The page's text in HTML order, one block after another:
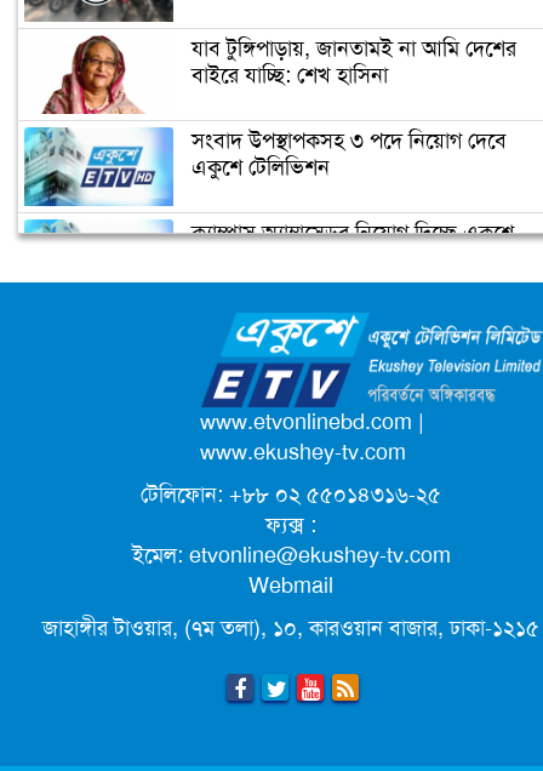
বড় চ্যালেঞ্জ: পলক
৯ ডিসেম্বর থেকে শুরু হচ্ছে ডিজিটাল ওয়ার্ল্ড
২০২০
বাস ও ট্রেনের জন্য গুগল ম্যাপসের নতুন
যাব টুঙ্গিপাড়ায়, জানতামই না আমি দেশের
বাইরে যাচ্ছি: শেখ হাসিনা
সংবাদ উপস্থাপকসহ ৩ পদে নিয়োগ দেবে
একুশে টেলিভিশন
ক্যাম্পাস অ্যাম্বাসেডর নিয়োগ দিচ্ছে একুশে
জাতিসংঘের পরবর্তী মহাসচিব পদে
আলোচনায় ড. ইউনূস
পদোন্নতি পেয়ে সচিব হলেন ২ কর্মকর্তা
লিগ্যাল এইডের মাধ্যমে সন্তান ফিরে পেল
সেই কিশোরী মা জুঁই
জেট ফুয়েলের দাম কমলো লিটারে ১৯ টাকা
ছুটিতে গিয়ে না ফিরলে ৩ বছরের নিষেধাজ্ঞা,
www.etvonlinebd.com |
www.ekushey-tv.com
টেলিফোন: +৮৮ ০২ ৫৫০১৪৩১৬-২৫
ফ্যক্স :
ইমেল: etvonline@ekushey-tv.com
Webmail
জাহাঙ্গীর টাওয়ার, (৭ম তলা), ১০, কারওয়ান বাজার, ঢাকা-১২১৫